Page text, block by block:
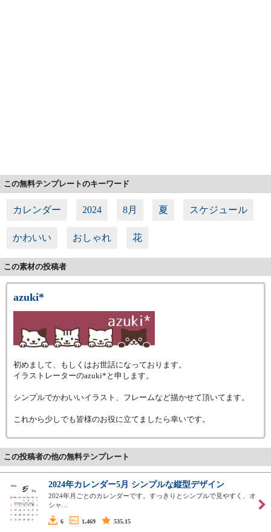
この無料テンプレートのキーワード
カレンダー 2024 8月 夏 スケジュール
かわいい おしゃれ 花
この素材の投稿者
azuki*
初めまして、もしくはお世話になっております。
イラストレーターのazuki*と申します。
シンプルでかわいいイラスト、フレームなど描かせて頂いてます。
これから少しでも皆様のお役に立てましたら幸いです。
この投稿者の他の無料テンプレート
2024年カレンダー5月 シンプルな縦型デザイン
2024年月ごとのカレンダーです。すっきりとシンプルで見やすく、オ
シャ…
6 1,469 535.15